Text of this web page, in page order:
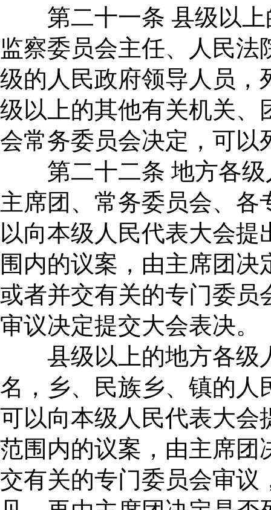
第二十一条 县级以上
监察委员会主任、人民
级的人民政府领导人员，
级以上的其他有关机关、
会常务委员会决定，可以
第二十二条 地方各级
主席团、常务委员会、
以向本级人民代表大会
围内的议案，由主席团
或者并交有关的专门委员
审议决定提交大会表决。
县级以上的地方各级
名，乡、民族乡、镇的人
可以向本级人民代表大会
范围内的议案，由主席团
交有关的专门委员会审议